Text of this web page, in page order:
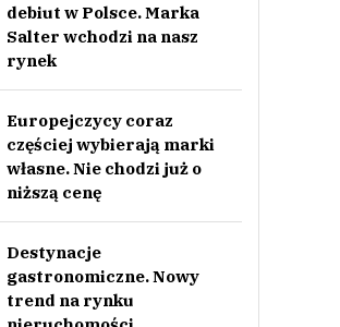
debiut w Polsce. Marka
Salter wchodzi na nasz
rynek
Europejczycy coraz
częściej wybierają marki
własne. Nie chodzi już o
niższą cenę
Destynacje
gastronomiczne. Nowy
trend na rynku